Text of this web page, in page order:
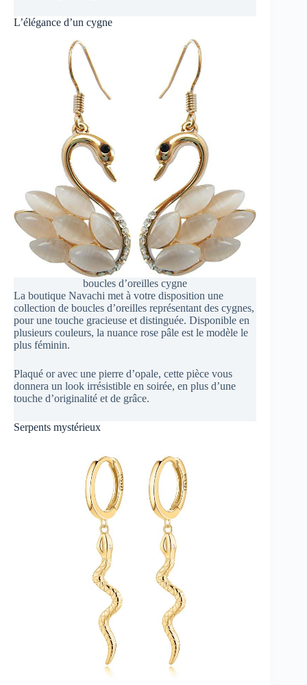
L’élégance d’un cygne
boucles d’oreilles cygne
La boutique Navachi met à votre disposition une
collection de boucles d’oreilles représentant des cygnes,
pour une touche gracieuse et distinguée. Disponible en
plusieurs couleurs, la nuance rose pâle est le modèle le
plus féminin.
Plaqué or avec une pierre d’opale, cette pièce vous
donnera un look irrésistible en soirée, en plus d’une
touche d’originalité et de grâce.
Serpents mystérieux